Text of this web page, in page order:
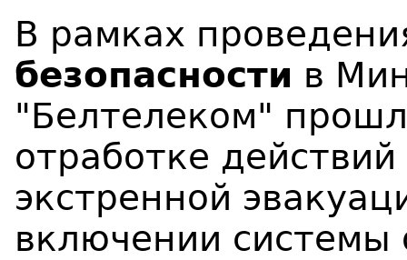
В рамках
безопасности в
"Белтелеком"
отработке
экстренной
включении